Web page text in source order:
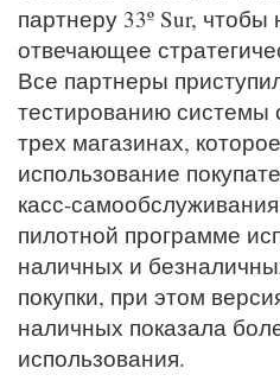
партнеру 33º Sur,
отвечающее
Все партнеры
тестированию системы
трех магазинах,
использование
касс-
пилотной программе
наличных и
покупки, при этом
наличных показала
использования.